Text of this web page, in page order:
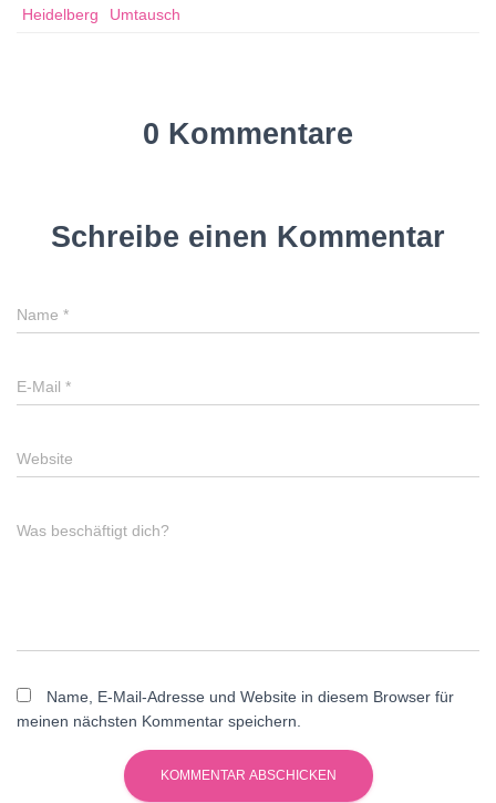
Heidelberg
Umtausch
0 Kommentare
Schreibe einen Kommentar
Name *
E-Mail *
Website
Was beschäftigt dich?
Name, E-Mail-Adresse und Website in diesem Browser für
meinen nächsten Kommentar speichern.